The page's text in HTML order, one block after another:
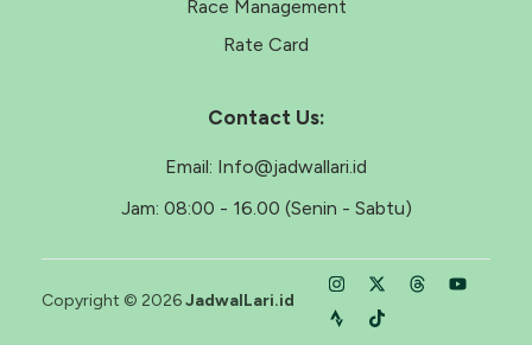
Race Management
Rate Card
Contact Us:
Email: Info@jadwallari.id
Jam: 08:00 - 16.00 (Senin - Sabtu)
Copyright © 2026JadwalLari.id